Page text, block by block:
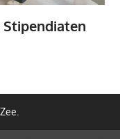
Stipendiaten